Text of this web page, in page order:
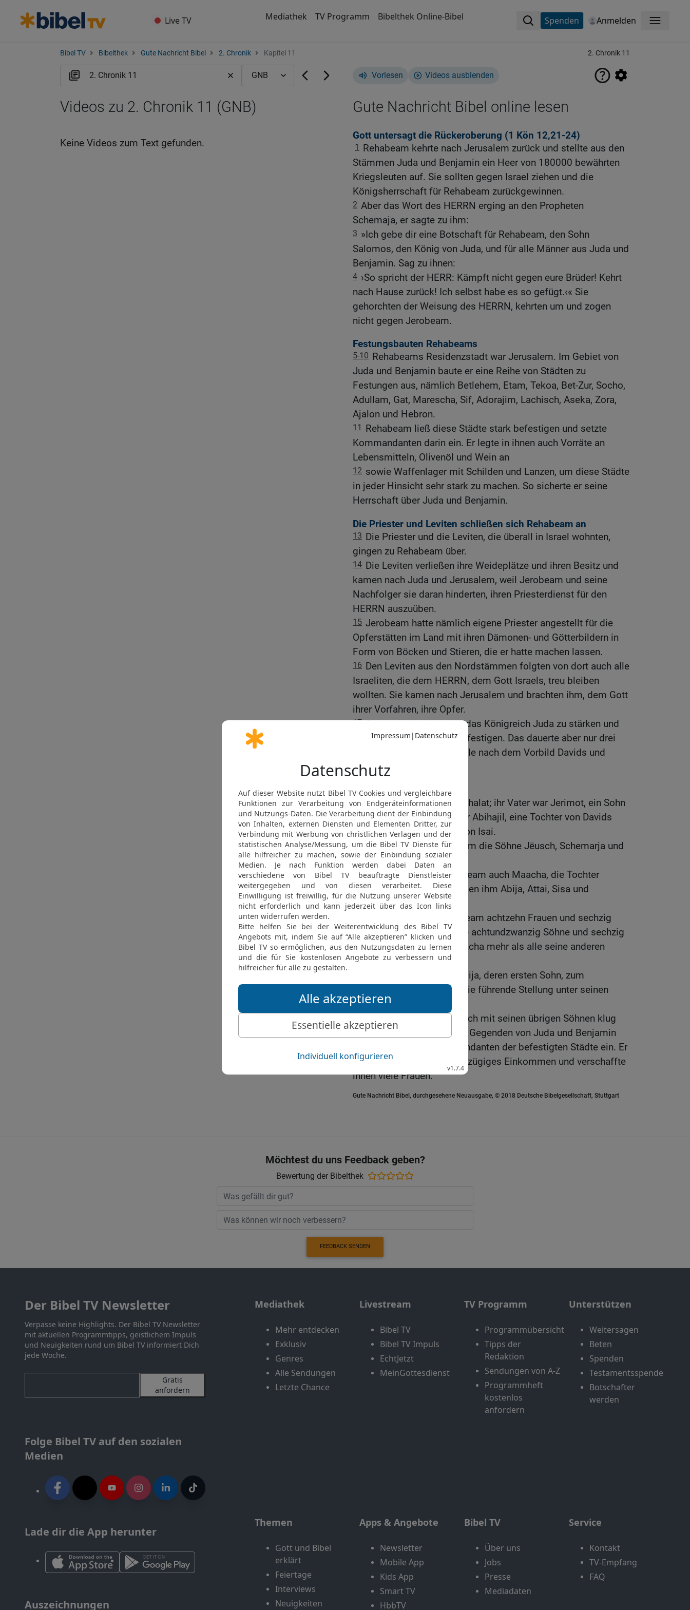
Live TV Mediathek TV Programm Bibelthek Online-Bibel Spenden Anmelden Menü
Bibel TV Bibelthek Gute Nachricht Bibel 2. Chronik Kapitel 11 2. Chronik 11
Vorlesen Videos ausblenden
Gute Nachricht Bibel online lesen
Gott untersagt die Rückeroberung (1 Kön 12,21-24)
1
Rehabeam kehrte nach Jerusalem zurück und stellte aus den
Stämmen Juda und Benjamin ein Heer von 180000 bewährten
Kriegsleuten auf. Sie sollten gegen Israel ziehen und die
Königsherrschaft für Rehabeam zurückgewinnen.
2 Aber das Wort des HERRN erging an den Propheten
Schemaja, er sagte zu ihm:
3 »Ich gebe dir eine Botschaft für Rehabeam, den Sohn
Salomos, den König von Juda, und für alle Männer aus Juda und
Benjamin. Sag zu ihnen:
4 ›So spricht der HERR: Kämpft nicht gegen eure Brüder! Kehrt
nach Hause zurück! Ich selbst habe es so gefügt.‹« Sie
gehorchten der Weisung des HERRN, kehrten um und zogen
nicht gegen Jerobeam.
Festungsbauten Rehabeams
5-10 Rehabeams Residenzstadt war Jerusalem. Im Gebiet von
Juda und Benjamin baute er eine Reihe von Städten zu
Festungen aus, nämlich Betlehem, Etam, Tekoa, Bet-Zur, Socho,
Adullam, Gat, Marescha, Sif, Adorajim, Lachisch, Aseka, Zora,
Ajalon und Hebron.
11
Rehabeam ließ diese Städte stark befestigen und setzte
Kommandanten darin ein. Er legte in ihnen auch Vorräte an
Lebensmitteln, Olivenöl und Wein an
12 sowie Waffenlager mit Schilden und Lanzen, um diese Städte
in jeder Hinsicht sehr stark zu machen. So sicherte er seine
Herrschaft über Juda und Benjamin.
Die Priester und Leviten schließen sich Rehabeam an
13 Die Priester und die Leviten, die überall in Israel wohnten,
gingen zu Rehabeam über.
14 Die Leviten verließen ihre Weideplätze und ihren Besitz und
kamen nach Juda und Jerusalem, weil Jerobeam und seine
Nachfolger sie daran hinderten, ihren Priesterdienst für den
HERRN auszuüben.
15 Jerobeam hatte nämlich eigene Priester angestellt für die
Opferstätten im Land mit ihren Dämonen- und Götterbildern in
Form von Böcken und Stieren, die er hatte machen lassen.
16 Den Leviten aus den Nordstämmen folgten von dort auch alle
Israeliten, die dem HERRN, dem Gott Israels, treu bleiben
wollten. Sie kamen nach Jerusalem und brachten ihm, dem Gott
ihrer Vorfahren, ihre Opfer.
17 So trugen sie dazu bei, das Königreich Juda zu stärken und
Rehabeams Herrschaft zu festigen. Das dauerte aber nur drei
Jahre, so lange, wie sich alle nach dem Vorbild Davids und
Salomos richteten.
Rehabeams Familie
18
Rehabeam heiratete Mahalat; ihr Vater war Jerimot, ein Sohn
Davids, und ihre Mutter war Abihajil, eine Tochter von Davids
Bruder Eliab und Enkelin von Isai.
19 Mahalat gebar Rehabeam die Söhne Jëusch, Schemarja und
Saham.
20 Danach heiratete Rehabeam auch Maacha, die Tochter
Abischaloms. Von ihr wurden ihm Abija, Attai, Sisa und
Schelomit geboren.
Im Ganzen hatte Rehabeam achtzehn Frauen und sechzig
Nebenfrauen und durch sie achtundzwanzig Söhne und sechzig
Töchter. Aber er liebte Maacha mehr als alle seine anderen
Frauen.
Darum bestimmte er Abija, deren ersten Sohn, zum
Thronfolger und gab ihm die führende Stellung unter seinen
Brüdern.
Rehabeam ging aber auch mit seinen übrigen Söhnen klug
vor: Er verteilte sie auf alle Gegenden von Juda und Benjamin
und setzte sie als Kommandanten der befestigten Städte ein. Er
gab ihnen ein äußerst großzügiges Einkommen und verschaffte
ihnen viele Frauen.
Gute Nachricht Bibel, durchgesehene Neuausgabe, © 2018 Deutsche Bibelgesellschaft, Stuttgart
Videos zu 2. Chronik 11 (GNB)
Keine Videos zum Text gefunden.
Möchtest du uns Feedback geben?
Bewertung der Bibelthek
FEEDBACK SENDEN
Der Bibel TV Newsletter
Verpasse keine Highlights. Der Bibel TV Newsletter
mit aktuellen Programmtipps, geistlichem Impuls
und Neuigkeiten rund um Bibel TV informiert Dich
jede Woche.
Gratis
anfordern
Folge Bibel TV auf den sozialen
Medien
Lade dir die App herunter
Auszeichnungen
Mediathek
Mehr entdecken
Exklusiv
Genres
Alle Sendungen
Letzte Chance
Livestream
Bibel TV
Bibel TV Impuls
EchtJetzt
MeinGottesdienst
TV Programm
Programmübersicht
Tipps der
Redaktion
Sendungen von A-Z
Programmheft
kostenlos
anfordern
Unterstützen
Weitersagen
Beten
Spenden
Testamentsspende
Botschafter
werden
Themen
Gott und Bibel
erklärt
Feiertage
Interviews
Neuigkeiten
Apps & Angebote
Newsletter
Mobile App
Kids App
Smart TV
HbbTV
Bibel TV
Über uns
Jobs
Presse
Mediadaten
Service
Kontakt
TV-Empfang
FAQ